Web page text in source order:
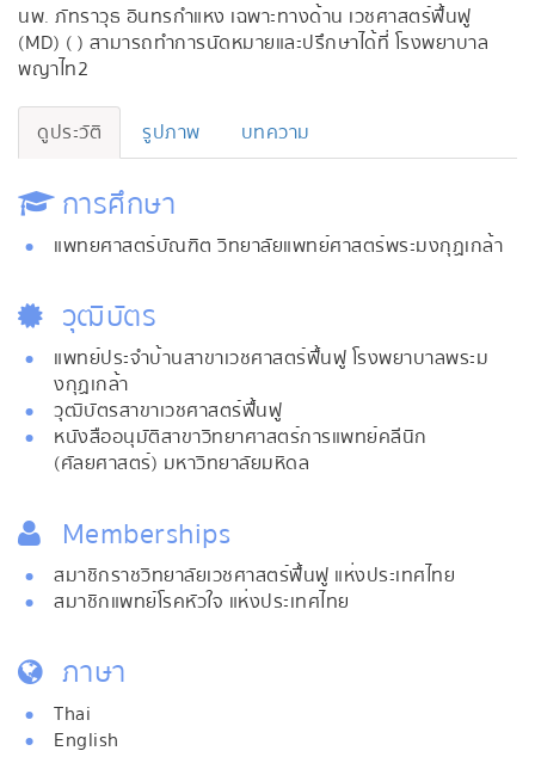
นพ. ภัทราวุธ อินทรกำแหง เฉพาะทางด้าน เวชศาสตร์ฟื้นฟู
(MD) ( ) สามารถทำการนัดหมายและปรึกษาได้ที่ โรงพยาบาล
พญาไท2
ดูประวัติ รูปภาพ บทความ
การศึกษา
แพทยศาสตร์บัณฑิต วิทยาลัยแพทย์ศาสตร์พระมงกุฏเกล้า
วุฒิบัตร
แพทย์ประจำบ้านสาขาเวชศาสตร์ฟื้นฟู โรงพยาบาลพระม
งกุฏเกล้า
วุฒิบัตรสาขาเวชศาสตร์ฟื้นฟู
หนังสืออนุมัติสาขาวิทยาศาสตร์การแพทย์คลีนิก
(ศัลยศาสตร์) มหาวิทยาลัยมหิดล
Memberships
สมาชิกราชวิทยาลัยเวชศาสตร์ฟื้นฟู แห่งประเทศไทย
สมาชิกแพทย์โรคหัวใจ แห่งประเทศไทย
ภาษา
Thai
English